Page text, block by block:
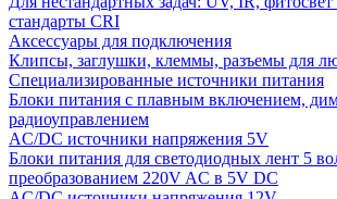
стандарты CRI
Аксессуары для подключения
Клипсы, заглушки, клеммы, разъемы для
Специализированные источники питания
Блоки питания с плавным включением,
радиоуправлением
AC/DC источники напряжения 5V
Блоки питания для светодиодных лент 5
преобразованием 220V AC в 5V DC